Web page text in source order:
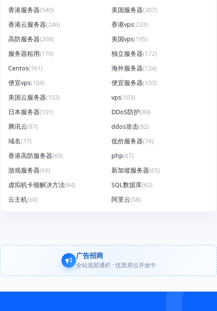
香港服务器(540) 美国服务器(307)
香港云服务器(246) 香港vps(233)
高防服务器(208) 美国vps(195)
服务器租用(176) 独立服务器(172)
Centos(161) 海外服务器(124)
便宜vps(104) 便宜服务器(103)
美国云服务器(103) vps(103)
日本服务器(101) DDoS防护(89)
腾讯云(87) ddos攻击(82)
域名(77) 低价服务器(74)
香港高防服务器(69) php(67)
游戏服务器(66) 新加坡服务器(65)
虚拟机卡顿解决方法(64) SQL数据库(62)
云主机(60) 阿里云(58)
广告招商
全站底部通栏 · 优质席位开放中